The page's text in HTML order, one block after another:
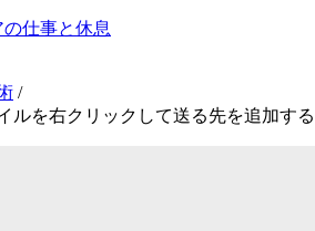
/
ルを右クリックして送る先を追加す